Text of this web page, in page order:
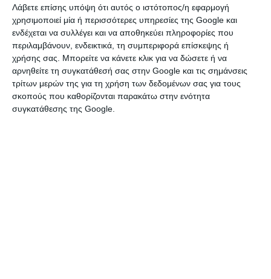
Λάβετε επίσης υπόψη ότι αυτός ο ιστότοπος/η εφαρμογή
χρησιμοποιεί μία ή περισσότερες υπηρεσίες της Google και
ενδέχεται να συλλέγει και να αποθηκεύει πληροφορίες που
περιλαμβάνουν, ενδεικτικά, τη συμπεριφορά επίσκεψης ή
χρήσης σας. Μπορείτε να κάνετε κλικ για να δώσετε ή να
αρνηθείτε τη συγκατάθεσή σας στην Google και τις σημάνσεις
τρίτων μερών της για τη χρήση των δεδομένων σας για τους
σκοπούς που καθορίζονται παρακάτω στην ενότητα
συγκατάθεσης της Google.
https://www.instagram.com/p/DadjVYjD8WN/
Πιστή στην ικανότητά της να συνδυάζει πολυτελή
κομμάτια με πιο χαλαρές γραμμές, ισορρόπησε τη
μεγαλοπρέπεια των φτερών με μια φαρδιά μαύρη bermuda,
κομψά ψηλοτάκουνα, oversized γυαλιά ηλίου Tom Ford και
ένα μαύρο Chanel clutch.